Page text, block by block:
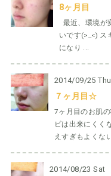
8ヶ月目
最近、環境が
いです(>_<) ス
になり ...
2014/09/25 Thu
７ヶ月目☆
7ヶ月目のお肌
ビは出来にくく
えすぎもよくな
2014/08/23 Sat